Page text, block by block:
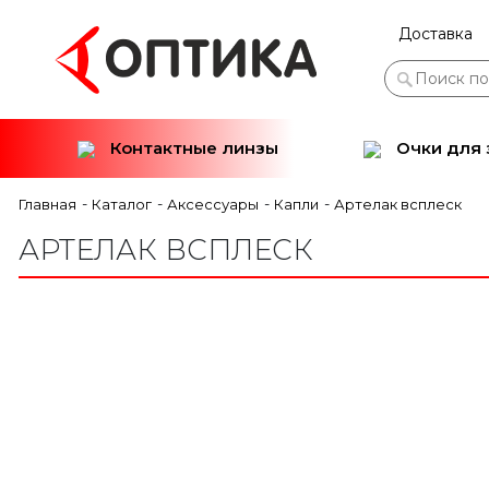
Доставка
Контактные линзы Очки для
Главная - Каталог - Аксессуары - Капли - Артелак всплеск
АРТЕЛАК ВСПЛЕСК